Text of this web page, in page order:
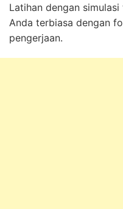
Latihan dengan
Anda terbiasa dengan
pengerjaan.